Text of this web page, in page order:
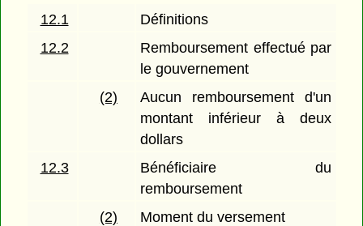
12.1
Définitions
12.2
Remboursement effectué par
le gouvernement
(2)
Aucun remboursement d'un
montant inférieur à deux
dollars
12.3
Bénéficiaire du
remboursement
(2)
Moment du versement